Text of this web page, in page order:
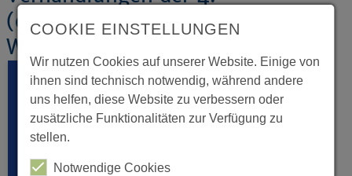
(ordentlichen) Tagung der 16.
Westfälischen Landessynode 2011
COOKIE EINSTELLUNGEN
Wir nutzen Cookies auf unserer Website. Einige von
ihnen sind technisch notwendig, während andere
uns helfen, diese Website zu verbessern oder
zusätzliche Funktionalitäten zur Verfügung zu
stellen.
Notwendige Cookies